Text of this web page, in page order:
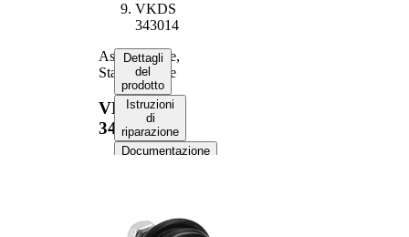
VKDS
343014
Asta/Puntone,
Stabilizzatore
VKDS
343014
Dettagli
del
prodotto
Istruzioni
di
riparazione
Documentazione